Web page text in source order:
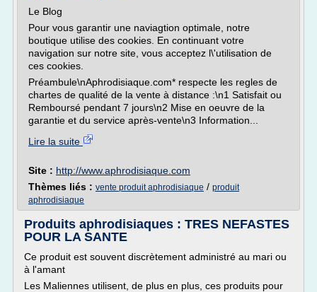
Le Blog
Pour vous garantir une naviagtion optimale, notre
boutique utilise des cookies. En continuant votre
navigation sur notre site, vous acceptez l\'utilisation de
ces cookies.
Préambule\nAphrodisiaque.com* respecte les regles de
chartes de qualité de la vente à distance :\n1 Satisfait ou
Remboursé pendant 7 jours\n2 Mise en oeuvre de la
garantie et du service après-vente\n3 Information...
Lire la suite
Site : http://www.aphrodisiaque.com
Thèmes liés : vente produit aphrodisiaque / produit
aphrodisiaque
Produits aphrodisiaques : TRES NEFASTES
POUR LA SANTE
Ce produit est souvent discrètement administré au mari ou
à l'amant
Les Maliennes utilisent, de plus en plus, ces produits pour